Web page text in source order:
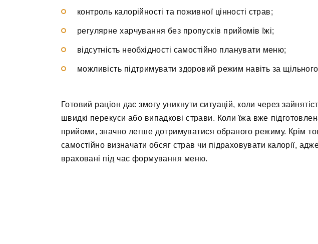
контроль калорійності та поживної цінності страв;
регулярне харчування без пропусків прийомів їжі;
відсутність необхідності самостійно планувати меню;
можливість підтримувати здоровий режим навіть за
Готовий раціон дає змогу уникнути ситуацій, коли через
швидкі перекуси або випадкові страви. Коли їжа вже
прийоми, значно легше дотримуватися обраного режиму. Крім
самостійно визначати обсяг страв чи підраховувати калорії,
враховані під час формування меню.